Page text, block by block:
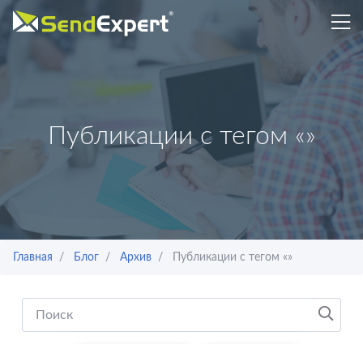
Публикации с тегом «»
Главная Блог Архив Публикации с тегом «»